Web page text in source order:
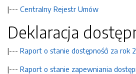
|--- Centralny Rejestr Umów
Deklaracja
|--- Raport o stanie dostępnośći za rok
|--- Raport o stanie zapewniania